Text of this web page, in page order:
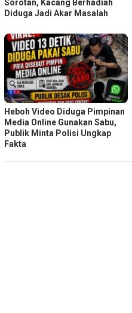
Sorotan, Kacang Berhadiah
Diduga Jadi Akar Masalah
Heboh Video Diduga Pimpinan
Media Online Gunakan Sabu,
Publik Minta Polisi Ungkap
Fakta